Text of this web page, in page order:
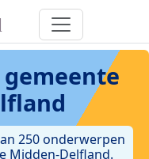
gemeente
250 onderwerpen
Midden-Delfland.